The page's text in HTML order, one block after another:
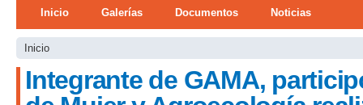
Menú principal
Inicio Galerías Documentos Noticias
Se encuentra usted aquí
Inicio
Integrante de GAMA,